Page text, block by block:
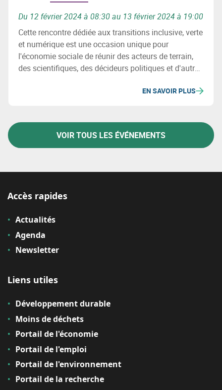
Du 12 février 2024 à 08:30 au 13 février 2024 à 19:00
Cette rencontre dédiée aux transitions inclusive, verte
et numérique est une occasion unique pour
l'économie sociale de réunir des acteurs de terrain,
des scientifiques, des décideurs politiques et d'autres
économiques innovants, résilients et inspirants pour
EN SAVOIR PLUS
VOIR TOUS LES ÉVÉNEMENTS
Accès rapides
Actualités
Agenda
Newsletter
Liens utiles
Développement durable
Moins de déchets
Portail de l'économie
Portail de l'emploi
Portail de l'environnement
Portail de la recherche